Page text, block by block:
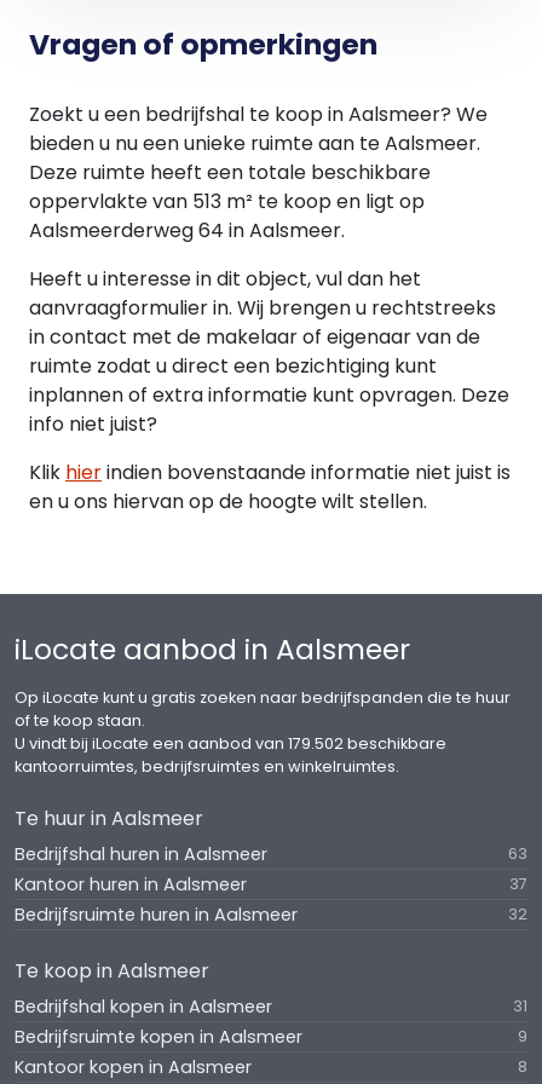
armaturen
• Toiletgroep in showroom, 2 separate toiletten en
• Kantoorruimten met pantry en airconditioning
• Warmtepomp en zonneboilersysteem
(Bosch/Nefit, 2024)
• Open trap naar de eerste verdieping (open
ruimte)
• Pv-installatie op zuidoost (30 stuks, 14.400 Wp,
installatiejaar 2023)
• Gevelverlichting
Het alarm- en camerasysteem is ter overname.
NUTSVOORZIENINGEN
Het object beschikt over aansluitingen voor gas,
water en elektra (3x35A). Er is kabelinternet
VRAAGPRIJS
• BTW: de verkoop is vrijgesteld van BTW.
• Zekerheidsstelling: waarborgsom ter grootte van
10% van de koopsom te voldoen bij de notaris
koopovereenkomst.
• Notaris: ter keuze van koper.
• Erfdienstbaarheden, kwalitatieve bedingen en/of
bijzondere verplichtingen: zoals vermeld in de
• Ouderdomsclausule: in de koopovereenkomst zal
een ouderdomsclausule worden opgenomen,
inhoudende dat koper verklaart ermee bekend te
zijn dat de onroerende zaak niet nieuw is en dat de
Vragen of opmerkingen
Zoekt u een bedrijfshal te koop in Aalsmeer? We
bieden u nu een unieke ruimte aan te Aalsmeer.
Deze ruimte heeft een totale beschikbare
oppervlakte van 513 m² te koop en ligt op
Aalsmeerderweg 64 in Aalsmeer.
Heeft u interesse in dit object, vul dan het
aanvraagformulier in. Wij brengen u rechtstreeks
in contact met de makelaar of eigenaar van de
ruimte zodat u direct een bezichtiging kunt
inplannen of extra informatie kunt opvragen. Deze
info niet juist?
Klik hierindien bovenstaande informatie niet juist is
en u ons hiervan op de hoogte wilt stellen.
iLocate aanbod in Aalsmeer
Op iLocate kunt u gratis zoeken naar bedrijfspanden die te huur
of te koop staan.
U vindt bij iLocate een aanbod van 179.502 beschikbare
kantoorruimtes, bedrijfsruimtes en winkelruimtes.
Te huur in Aalsmeer
Bedrijfshal huren in Aalsmeer 63
Kantoor huren in Aalsmeer 37
Bedrijfsruimte huren in Aalsmeer 32
Te koop in Aalsmeer
Bedrijfshal kopen in Aalsmeer 31
Bedrijfsruimte kopen in Aalsmeer 9
Kantoor kopen in Aalsmeer 8